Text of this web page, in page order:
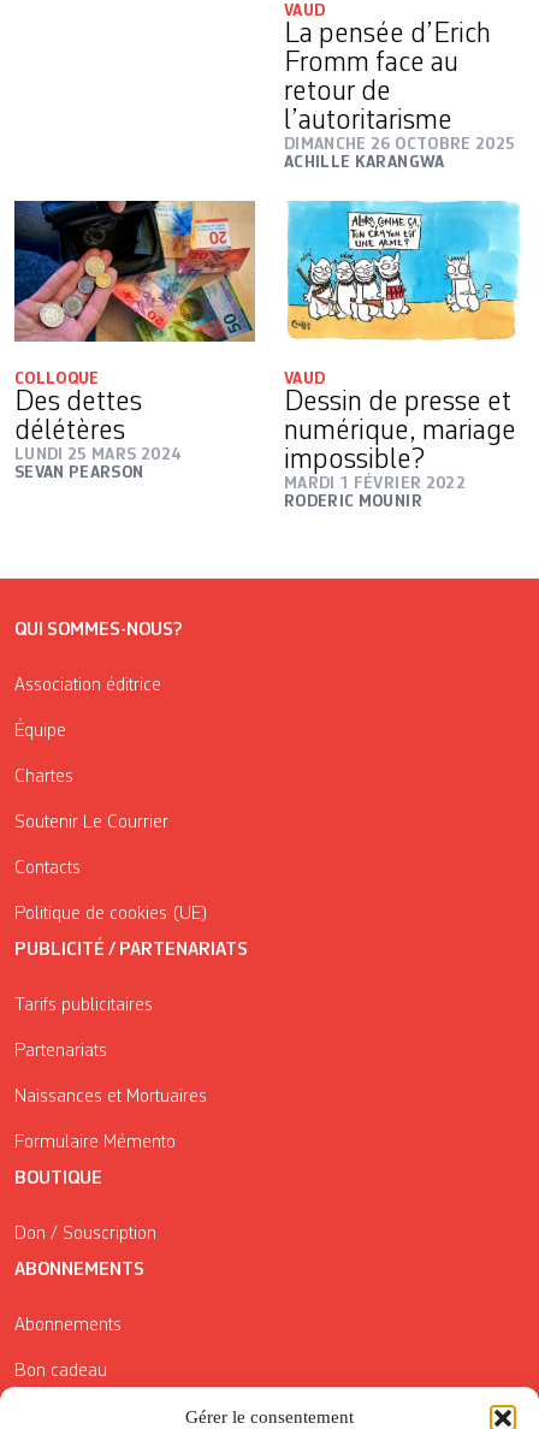
Gérer le consentement
VAUD
La pensée d’Erich
Fromm face au
retour de
l’autoritarisme
DIMANCHE 26 OCTOBRE 2025
ACHILLE KARANGWA
COLLOQUE
Des dettes
délétères
LUNDI 25 MARS 2024
SEVAN PEARSON
VAUD
Dessin de presse et
numérique, mariage
impossible?
MARDI 1 FÉVRIER 2022
RODERIC MOUNIR
QUI SOMMES-NOUS?
Association éditrice
Équipe
Chartes
Soutenir Le Courrier
Contacts
Politique de cookies (UE)
PUBLICITÉ / PARTENARIATS
Tarifs publicitaires
Partenariats
Naissances et Mortuaires
Formulaire Mémento
BOUTIQUE
Don / Souscription
ABONNEMENTS
Abonnements
Bon cadeau
Conditions générales de vente